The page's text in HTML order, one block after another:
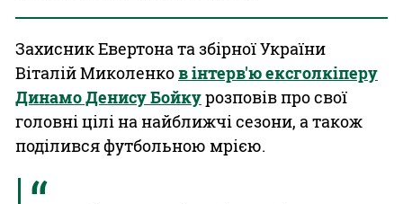
Захисник Евертона та збірної України
Віталій Миколенков інтерв'ю ексголкіперу
Динамо Денису Бойкурозповів про свої
головні цілі на найближчі сезони, а також
поділився футбольною мрією.